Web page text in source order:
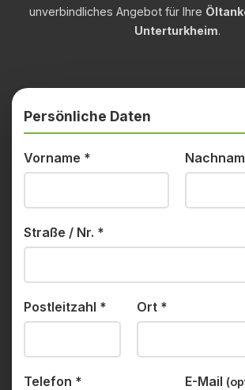
unverbindliches Angebot für Ihre
Unterturkheim.
Persönliche Daten
Vorname *
Straße / Nr. *
Postleitzahl * Ort *
Telefon * E-Mail